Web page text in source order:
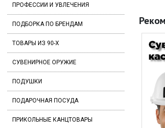
ПРОФЕССИИ И УВЛЕЧЕНИЯ
ПОДБОРКА ПО БРЕНДАМ
ТОВАРЫ ИЗ 90-Х
СУВЕНИРНОЕ ОРУЖИЕ
ПОДУШКИ
ПОДАРОЧНАЯ ПОСУДА
ПРИКОЛЬНЫЕ КАНЦТОВАРЫ